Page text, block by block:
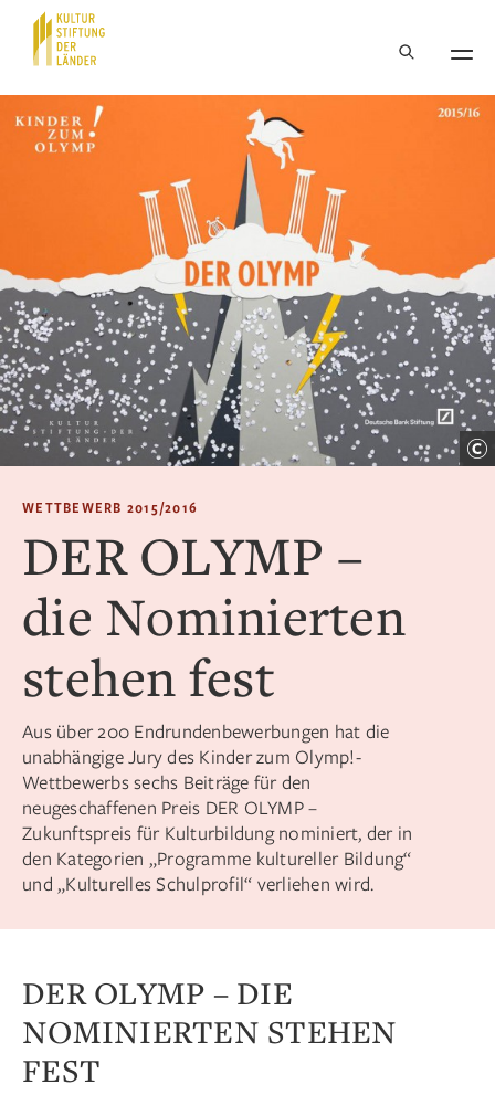
Hauptnavigation
WETTBEWERB 2015/2016
DER OLYMP –
die Nominierten
stehen fest
Aus über 200 Endrundenbewerbungen hat die
unabhängige Jury des Kinder zum Olymp!-
Wettbewerbs sechs Beiträge für den
neugeschaffenen Preis DER OLYMP –
Zukunftspreis für Kulturbildung nominiert, der in
den Kategorien „Programme kultureller Bildung“
und „Kulturelles Schulprofil“ verliehen wird.
DER OLYMP – DIE
NOMINIERTEN STEHEN
FEST